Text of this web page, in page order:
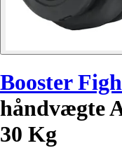
Booster
håndvægte
30 Kg